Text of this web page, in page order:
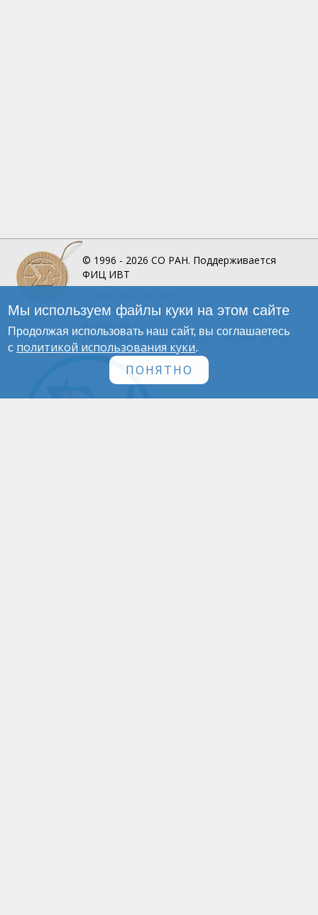
© 1996 - 2026 СО РАН. Поддерживается
ФИЦ ИВТ
Инфографика
Политика обработки персональных данных
Мы используем файлы куки на этом сайте
Продолжая использовать наш сайт, вы соглашаетесь
с политикой использования куки.
ПОНЯТНО